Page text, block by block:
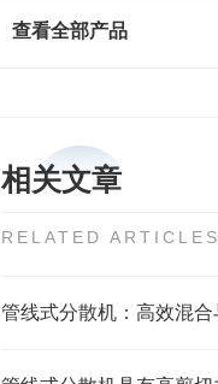
查看全部产品
相关文章
RELATED ARTICLES